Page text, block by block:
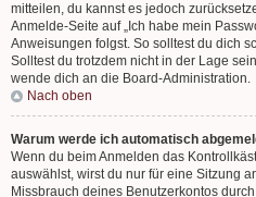
mitteilen, du kannst es jedoch
Anmelde-Seite auf „Ich habe mein
Anweisungen folgst. So solltest du dich
Solltest du trotzdem nicht in der Lage
wende dich an die Board-Administration.
Nach oben
Warum werde ich automatisch
Wenn du beim Anmelden das
auswählst, wirst du nur für eine Sitzung
Missbrauch deines Benutzerkontos